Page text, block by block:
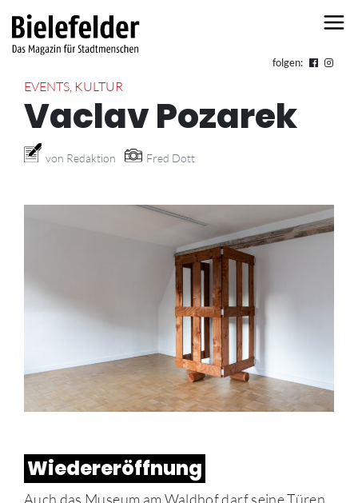
folgen:
EVENTS, KULTUR
Vaclav Pozarek
von Redaktion Fred Dott
Wiedereröffnung
Auch das Museum am Waldhof darf seine Türen